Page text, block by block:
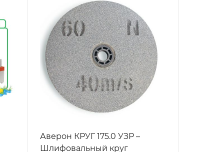
Аверон КРУГ 175.0 УЗР –
Шлифовальный круг